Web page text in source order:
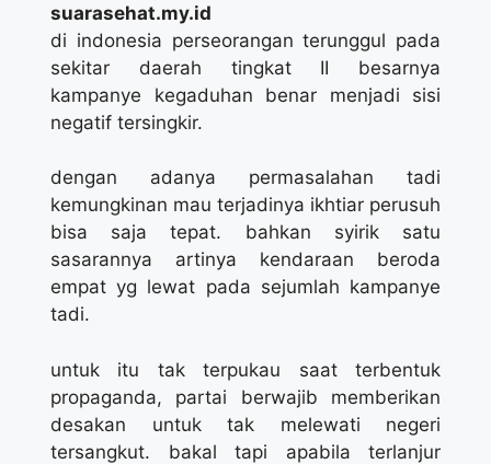
suarasehat.my.id
di indonesia perseorangan terunggul pada
sekitar daerah tingkat II besarnya
kampanye kegaduhan benar menjadi sisi
negatif tersingkir.
dengan adanya permasalahan tadi
kemungkinan mau terjadinya ikhtiar perusuh
bisa saja tepat. bahkan syirik satu
sasarannya artinya kendaraan beroda
empat yg lewat pada sejumlah kampanye
tadi.
untuk itu tak terpukau saat terbentuk
propaganda, partai berwajib memberikan
desakan untuk tak melewati negeri
tersangkut. bakal tapi apabila terlanjur